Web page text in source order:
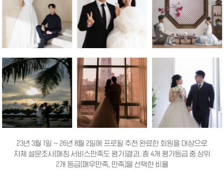
23년 3월 1일 ~ 26년 8월 2일에 프로필 추천 완료한 회원을 대상으로
자체 설문조사(매칭 서비스만족도 평가)결과, 총 4개 평가등급 중 상위
2개 등급(매우만족, 만족)을 선택한 비율